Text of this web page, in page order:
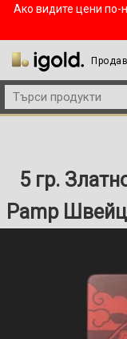
Ако видите цени по-
5 гр.
Pamp